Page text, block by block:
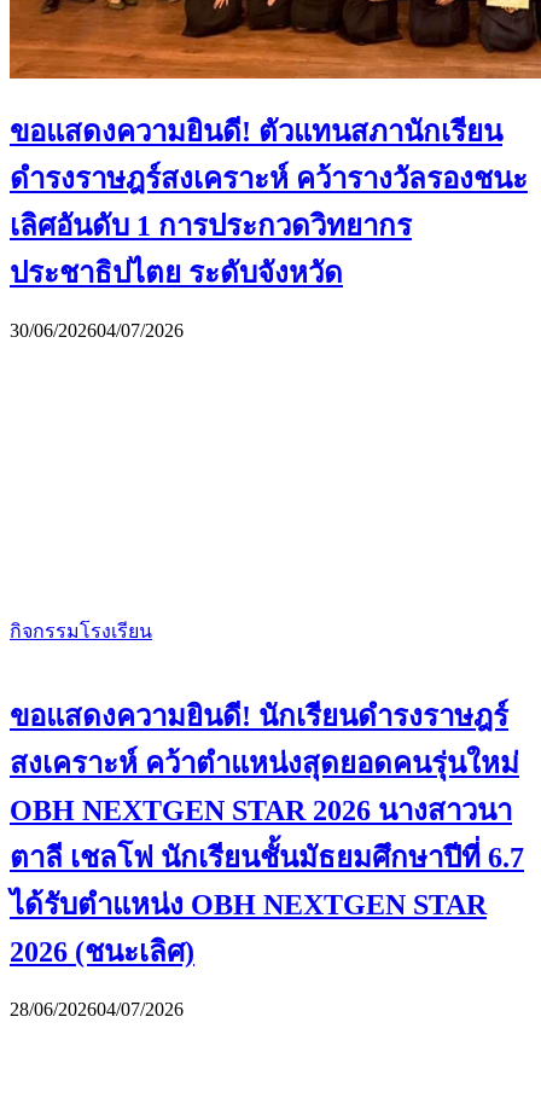
ขอแสดงความยินดี! ตัวแทนสภานักเรียน
ดำรงราษฎร์สงเคราะห์ คว้ารางวัลรองชนะ
เลิศอันดับ 1 การประกวดวิทยากร
ประชาธิปไตย ระดับจังหวัด
30/06/202604/07/2026
กิจกรรมโรงเรียน
ขอแสดงความยินดี! นักเรียนดำรงราษฎร์
สงเคราะห์ คว้าตำแหน่งสุดยอดคนรุ่นใหม่
OBH NEXTGEN STAR 2026 นางสาวนา
ตาลี เชลโฟ นักเรียนชั้นมัธยมศึกษาปีที่ 6.7
ได้รับตำแหน่ง OBH NEXTGEN STAR
2026 (ชนะเลิศ)
28/06/202604/07/2026